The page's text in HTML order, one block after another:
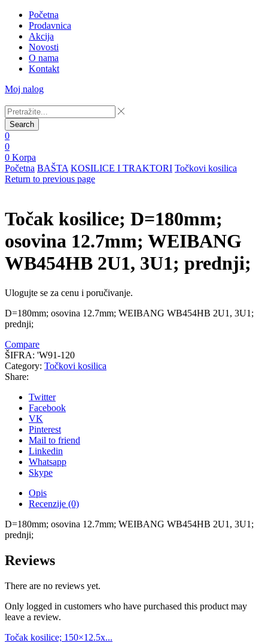
Početna
Prodavnica
Akcija
Novosti
O nama
Kontakt
Moj nalog
Search
0
0
0 Korpa
Početna BAŠTA KOSILICE I TRAKTORI Točkovi kosilica
Return to previous page
Točak kosilice; D=180mm;
osovina 12.7mm; WEIBANG
WB454HB 2U1, 3U1; prednji;
Ulogujte se za cenu i poručivanje.
D=180mm; osovina 12.7mm; WEIBANG WB454HB 2U1, 3U1;
prednji;
Compare
ŠIFRA: 'W91-120
Category: Točkovi kosilica
Share:
Twitter
Facebook
VK
Pinterest
Mail to friend
Linkedin
Whatsapp
Skype
Opis
Recenzije (0)
D=180mm; osovina 12.7mm; WEIBANG WB454HB 2U1, 3U1;
prednji;
Reviews
There are no reviews yet.
Only logged in customers who have purchased this product may
leave a review.
Točak kosilice; 150×12.5x...